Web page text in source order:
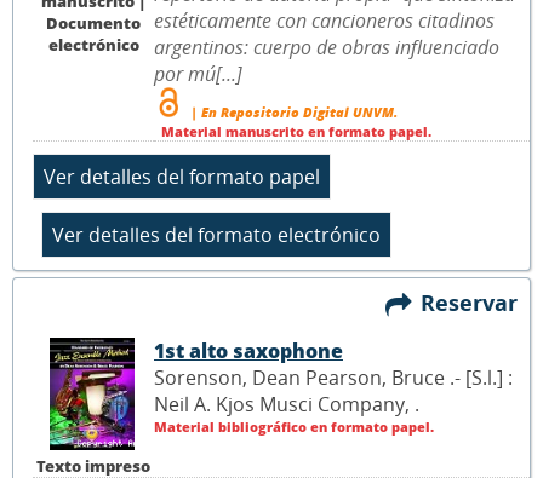
Documento
electrónico
estéticamente con cancioneros citadinos
argentinos: cuerpo de obras influenciado
por mú[...]
| En Repositorio Digital UNVM.
Material manuscrito en formato papel.
Reservar
Texto impreso
1st alto saxophone
Sorenson, Dean Pearson, Bruce .- [S.l.] :
Neil A. Kjos Musci Company, .
Material bibliográfico en formato papel.